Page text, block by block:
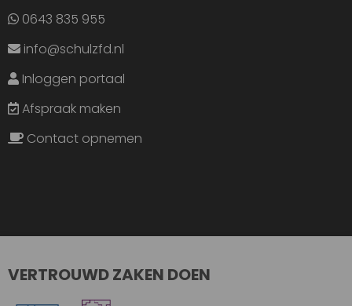
0643 835 955
info@schulzfd.nl
Inloggen portaal
Afspraak maken
Contact opnemen
VERTROUWD ZAKEN DOEN